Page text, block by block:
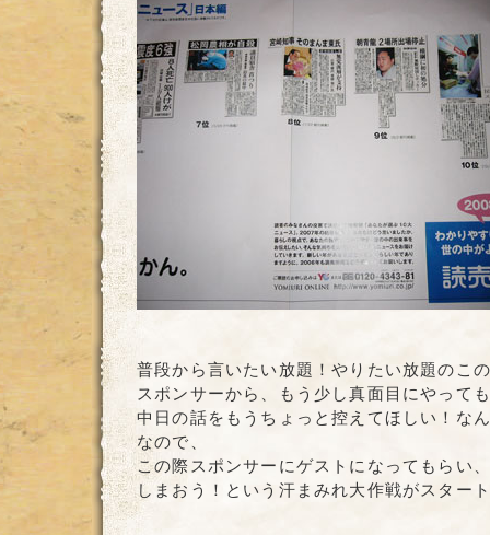
普段から言いたい放題！やりたい放題のこ
スポンサーから、もう少し真面目にやって
中日の話をもうちょっと控えてほしい！な
なので、
この際スポンサーにゲストになってもらい
しまおう！という汗まみれ大作戦がスター